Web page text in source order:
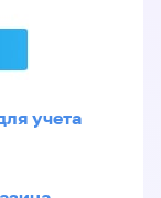
учета